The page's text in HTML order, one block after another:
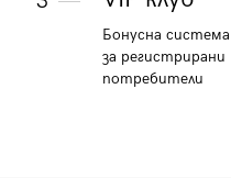
Бонусна
за регистрирани
потребители